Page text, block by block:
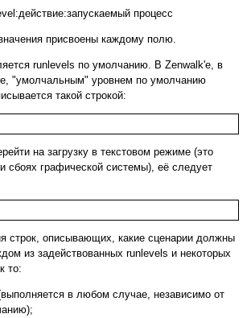
процесс
присвоены каждому полю.
runlevels по умолчанию. В Zenwalk'е, в
"умолчальным" уровнем по умолчанию
такой строкой:
на загрузку в текстовом режиме (это
сбоях графической системы), её следует
строк, описывающих, какие сценарии должны
из задействованных runlevels и некоторых
то:
в любом случае, независимо от